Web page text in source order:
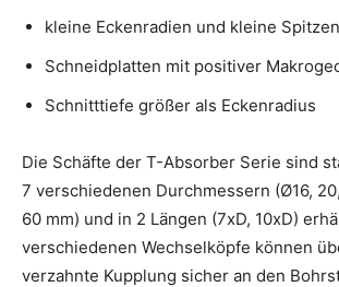
kleine Eckenradien und kleine
Schneidplatten mit positiver
Schnitttiefe größer als Eckenradius
Die Schäfte der T-Absorber Serie sind
7 verschiedenen Durchmessern (Ø16,
60 mm) und in 2 Längen (7xD, 10xD)
verschiedenen Wechselköpfe können
verzahnte Kupplung sicher an den